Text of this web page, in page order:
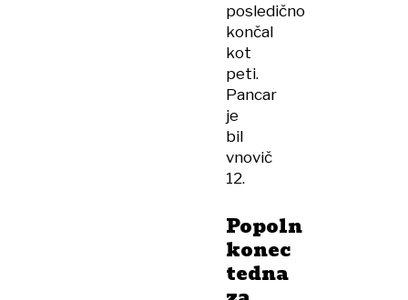
posledično
končal
kot
peti.
Pancar
je
bil
vnovič
12.
Popoln
konec
tedna